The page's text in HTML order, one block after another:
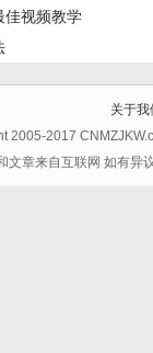
佳视频教学
关于我
2005-2017
文章来自互联网 如有异